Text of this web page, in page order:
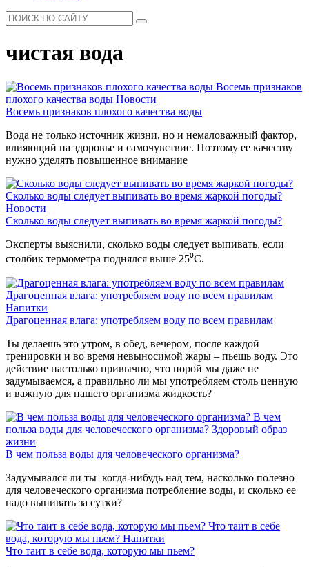
чистая вода
Восемь признаков
плохого качества воды Новости
Восемь признаков плохого качества воды
Вода не только источник жизни, но и немаловажный фактор,
влияющий на здоровье и самочувствие. Поэтому ее качеству
нужно уделять повышенное внимание
Сколько воды следует выпивать во время жаркой погоды?
Новости
Сколько воды следует выпивать во время жаркой погоды?
Эксперты выяснили, сколько воды следует выпивать, если
столбик термометра поднялся выше 25⁰С.
Драгоценная влага: употребляем воду по всем правилам
Напитки
Драгоценная влага: употребляем воду по всем правилам
Ты делаешь это утром, в обед, вечером, после каждой
тренировки и во время невыносимой жары – пьешь воду. Это
действие настолько привычно, что порой мы даже не
задумываемся, а правильно ли мы употребляем столь ценную
и важную для нашего организма жидкость?
В чем
польза воды для человеческого организма? Здоровый образ
жизни
В чем польза воды для человеческого организма?
Задумывался ли ты когда-нибудь над тем, насколько полезно
для человеческого организма потребление воды, и сколько ее
надо выпивать за сутки?
Что таит в себе
вода, которую мы пьем? Напитки
Что таит в себе вода, которую мы пьем?